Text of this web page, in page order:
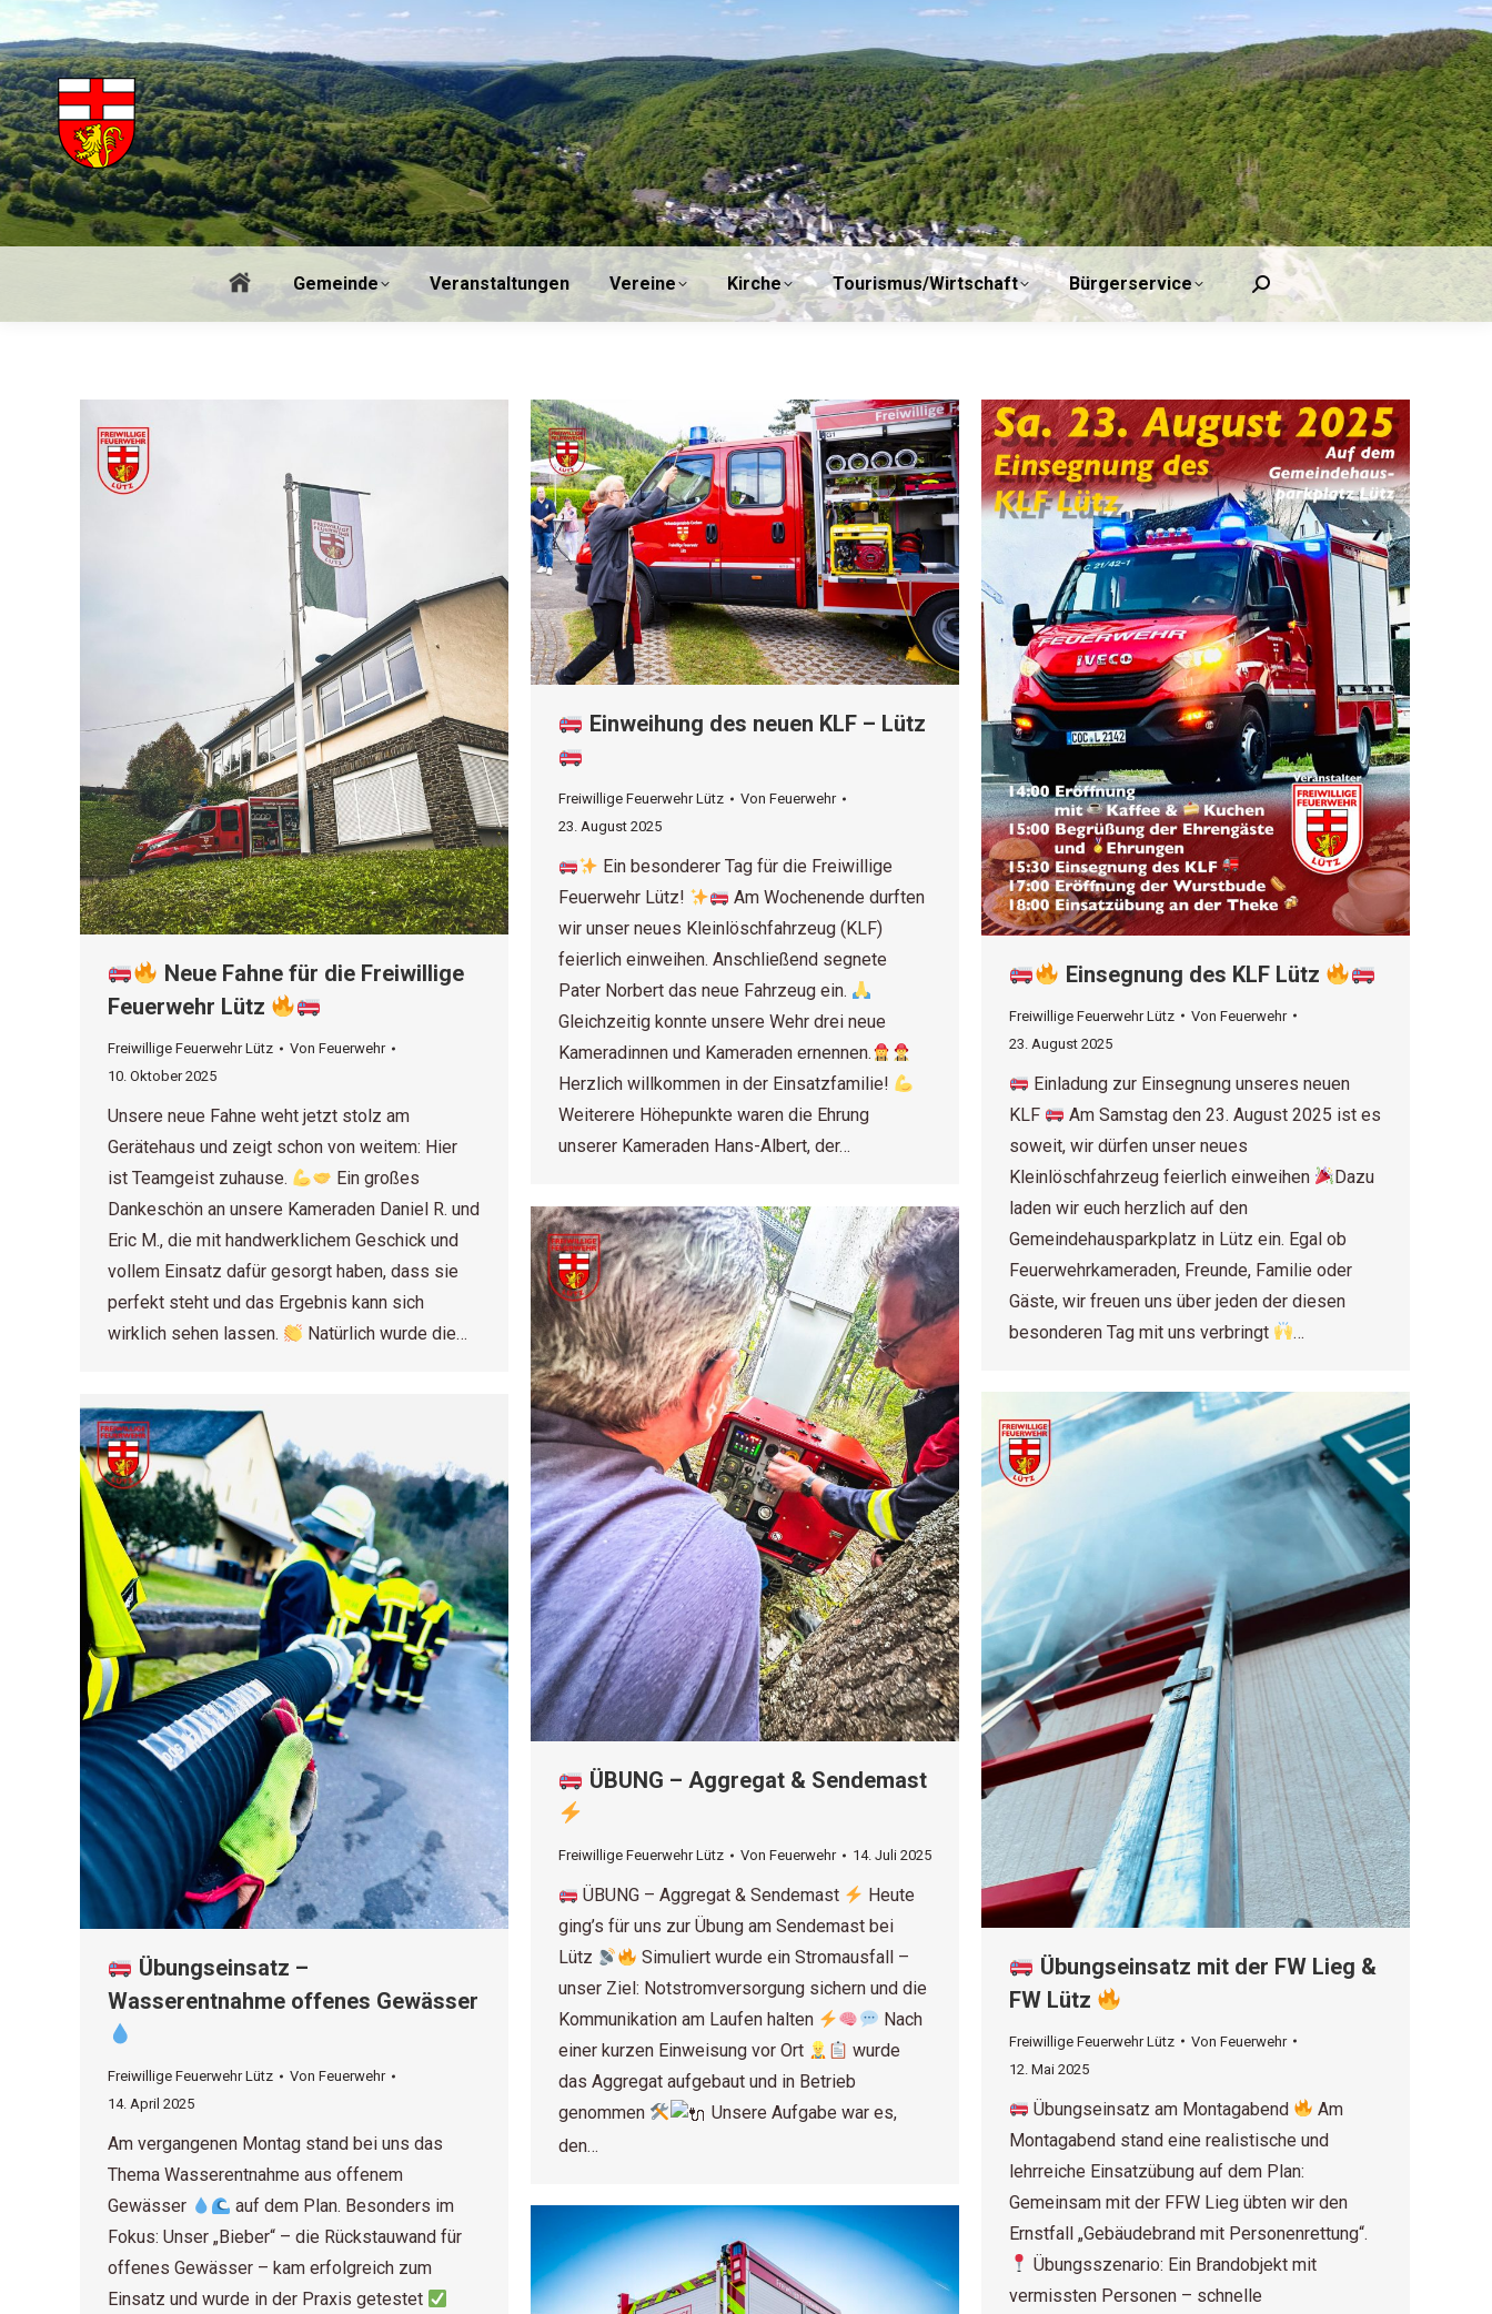
Gemeinde Veranstaltungen Vereine Kirche Tourismus/Wirtschaft Bürgerservice Search:
Neue Fahne für die Freiwillige
Feuerwehr Lütz
Freiwillige Feuerwehr Lütz Von Feuerwehr
10. Oktober 2025
Unsere neue Fahne weht jetzt stolz am
Gerätehaus und zeigt schon von weitem: Hier
ist Teamgeist zuhause.
Ein großes
Dankeschön an unsere Kameraden Daniel R. und
Eric M., die mit handwerklichem Geschick und
vollem Einsatz dafür gesorgt haben, dass sie
perfekt steht und das Ergebnis kann sich
wirklich sehen lassen.
Natürlich wurde die…
Einweihung des neuen KLF – Lütz
Freiwillige Feuerwehr Lütz Von Feuerwehr
23. August 2025
Ein besonderer Tag für die Freiwillige
Feuerwehr Lütz!
Am Wochenende durften
wir unser neues Kleinlöschfahrzeug (KLF)
feierlich einweihen. Anschließend segnete
Pater Norbert das neue Fahrzeug ein.
Gleichzeitig konnte unsere Wehr drei neue
Kameradinnen und Kameraden ernennen.
Herzlich willkommen in der Einsatzfamilie!
Weiterere Höhepunkte waren die Ehrung
unserer Kameraden Hans-Albert, der…
Einsegnung des KLF Lütz
Freiwillige Feuerwehr Lütz Von Feuerwehr
23. August 2025
Einladung zur Einsegnung unseres neuen
KLF
Am Samstag den 23. August 2025 ist es
soweit, wir dürfen unser neues
Kleinlöschfahrzeug feierlich einweihen
Dazu
laden wir euch herzlich auf den
Gemeindehausparkplatz in Lütz ein. Egal ob
Feuerwehrkameraden, Freunde, Familie oder
Gäste, wir freuen uns über jeden der diesen
besonderen Tag mit uns verbringt
…
ÜBUNG – Aggregat & Sendemast
Freiwillige Feuerwehr Lütz Von Feuerwehr 14. Juli 2025
ÜBUNG – Aggregat & Sendemast
Heute
ging’s für uns zur Übung am Sendemast bei
Lütz
Simuliert wurde ein Stromausfall –
unser Ziel: Notstromversorgung sichern und die
Kommunikation am Laufen halten
Nach
einer kurzen Einweisung vor Ort
wurde
das Aggregat aufgebaut und in Betrieb
genommen
Unsere Aufgabe war es,
den…
Übungseinsatz mit der FW Lieg &
FW Lütz
Freiwillige Feuerwehr Lütz Von Feuerwehr
12. Mai 2025
Übungseinsatz am Montagabend
Am
Montagabend stand eine realistische und
lehrreiche Einsatzübung auf dem Plan:
Gemeinsam mit der FFW Lieg übten wir den
Ernstfall „Gebäudebrand mit Personenrettung“.
Übungsszenario: Ein Brandobjekt mit
vermissten Personen – schnelle
Übungseinsatz –
Wasserentnahme offenes Gewässer
Freiwillige Feuerwehr Lütz Von Feuerwehr
14. April 2025
Am vergangenen Montag stand bei uns das
Thema Wasserentnahme aus offenem
Gewässer
auf dem Plan. Besonders im
Fokus: Unser „Bieber“ – die Rückstauwand für
offenes Gewässer – kam erfolgreich zum
Einsatz und wurde in der Praxis getestet
Gemeinde Veranstaltungen Vereine Kirche Tourismus/Wirtschaft Bürgerservice Search: